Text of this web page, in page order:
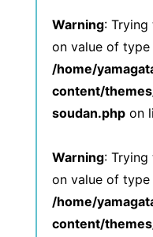
Warning:
on value of
/home/
content/
soudan.php on
Warning:
on value of
/home/
content/